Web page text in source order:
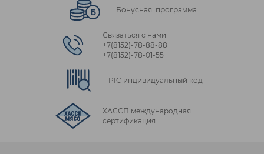
Бонусная программа
Связаться с нами
+7(8152)‑78‑88‑88
+7(8152)‑78‑01‑55
PIC индивидуальный код
ХАССП международная
сертификация